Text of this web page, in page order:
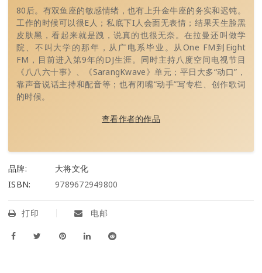
80后。有双鱼座的敏感情绪，也有上升金牛座的务实和迟钝。
工作的时候可以很E人；私底下I人会面无表情；结果天生脸黑
皮肤黑，看起来就是跩，说真的也很无奈。在拉曼还叫做学
院、不叫⼤学的那年，从⼴电系毕业。从One FM到Eight
FM，⽬前进⼊第9年的DJ⽣涯。同时主持⼋度空间电视节⽬
《⼋⼋六⼗事》、《SarangKwave》单元；平⽇⼤多“动⼝”，
靠声⾳说话主持和配⾳等；也有闭嘴“动⼿”写专栏、创作歌词
的时候。
查看作者的作品
品牌:
大将文化
ISBN:
9789672949800
打印 电邮